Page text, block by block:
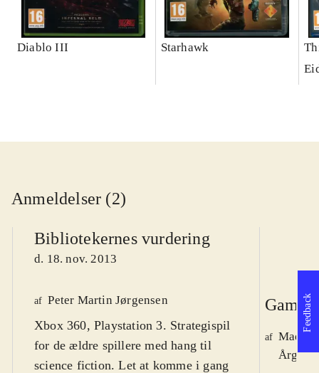
Diablo III Starhawk
Anmeldelser (2)
Bibliotekernes vurdering
d. 18. nov. 2013
af Peter Martin Jørgensen
Xbox 360, Playstation 3. Strategispil
for de ældre spillere med hang til
science fiction. Let at komme i gang
af Mads
Årg.
Feedback